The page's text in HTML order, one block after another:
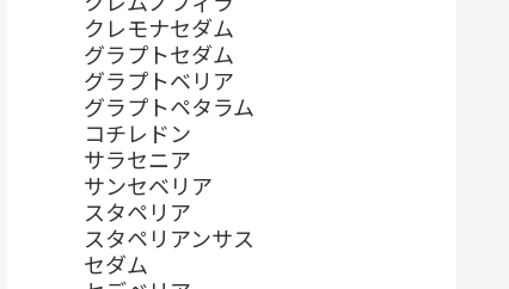
クレモナセダム
グラプトセダム
グラプトベリア
グラプトペタラム
コチレドン
サラセニア
サンセベリア
スタペリア
スタペリアンサス
セダム